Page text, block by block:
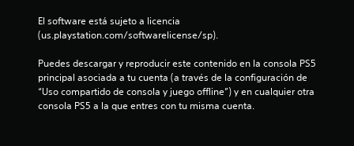
l
d
El software está sujeto a licencia
(us.playstation.com/softwarelicense/sp).
Puedes descargar y reproducir este contenido en la consola PS5
principal asociada a tu cuenta (a través de la configuración de
“Uso compartido de consola y juego offline”) y en cualquier otra
consola PS5 a la que entres con tu misma cuenta.